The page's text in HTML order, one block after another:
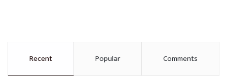
Recent Popular Comments